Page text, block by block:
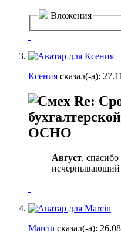
Вложения
Ксения сказал(-а):
Re:
ОСНО
Август,
исчерпывающий
Marcin сказал(-а):